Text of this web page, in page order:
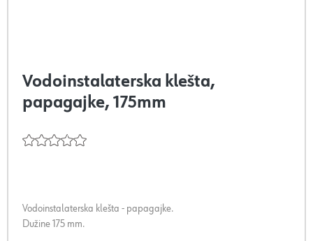
Vodoinstalaterska klešta,
papagajke, 175mm
Vodoinstalaterska klešta - papagajke.
Dužine 175 mm.